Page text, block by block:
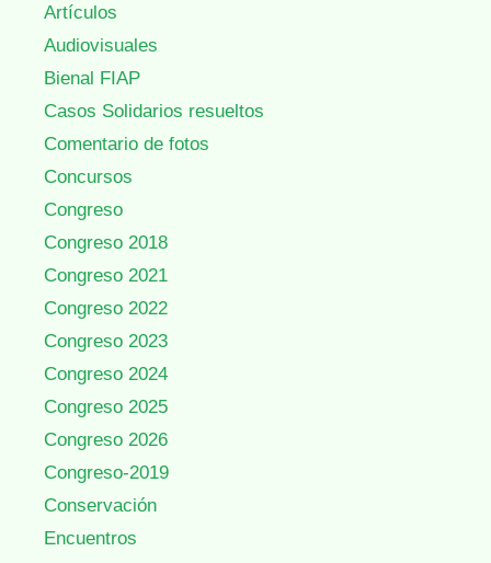
Artículos
Audiovisuales
Bienal FIAP
Casos Solidarios resueltos
Comentario de fotos
Concursos
Congreso
Congreso 2018
Congreso 2021
Congreso 2022
Congreso 2023
Congreso 2024
Congreso 2025
Congreso 2026
Congreso-2019
Conservación
Encuentros